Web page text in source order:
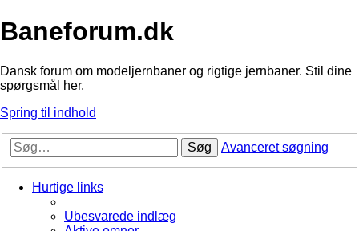
Baneforum.dk
Dansk forum om modeljernbaner og rigtige jernbaner. Stil dine
spørgsmål her.
Spring til indhold
Søg Avanceret søgning
Hurtige links
Ubesvarede indlæg